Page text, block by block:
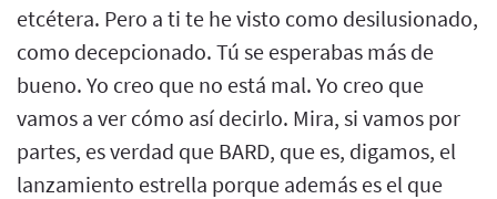
etcétera. Pero a ti te he visto como desilusionado,
como decepcionado. Tú se esperabas más de
bueno. Yo creo que no está mal. Yo creo que
vamos a ver cómo así decirlo. Mira, si vamos por
partes, es verdad que BARD, que es, digamos, el
lanzamiento estrella porque además es el que